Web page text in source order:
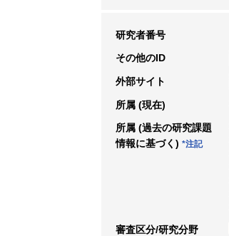
研究者番号
その他のID
外部サイト
所属 (現在)
所属 (過去の研究課題
情報に基づく) *注記
審査区分/研究分野